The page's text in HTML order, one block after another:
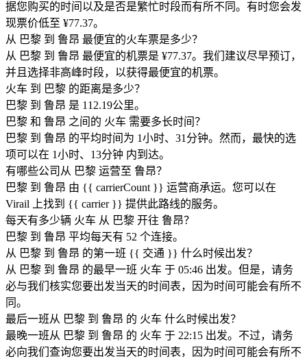
据您购买的时间以及是否是繁忙时段而有所不同。有时您会发
现票价低至 ¥77.37。
从 巴黎 到 鲁昂 最便宜的火车票是多少？
从 巴黎 到 鲁昂 最便宜的机票是 ¥77.37。我们建议尽早预订，
并且选择非高峰时段，以获得最便宜的机票。
火车 到 巴黎 的距离是多少？
巴黎 到 鲁昂 是 112.19公里。
巴黎 和 鲁昂 之间的 火车 需要多长时间？
巴黎 到 鲁昂 的平均时间为 1小时、31分钟。然而，最快的选
项可以在 1小时、13分钟 内到达。
有哪些公司从 巴黎 运营至 鲁昂？
巴黎 到 鲁昂 由 {{ car​​rierCount }} 运营商承运。您可以在
Virail 上找到 {{ car​​rier }} 提供此路线的服务。
每天有多少辆 火车 从 巴黎 开往 鲁昂？
巴黎 到 鲁昂 平均每天有 52 个连接。
从 巴黎 到 鲁昂 的第一班 {{ 交通 }} 什么时候出发？
从 巴黎 到 鲁昂 的最早一班 火车 于 05:46 出发。但是，请务
必与我们核实您要出发当天的时间表，因为时间可能会有所不
同。
最后一班从 巴黎 到 鲁昂 的 火车 什么时候出发？
最晚一班从 巴黎 到 鲁昂 的 火车 于 22:15 出发。不过，请务
必向我们查询您要出发当天的时间表，因为时间可能会有所不